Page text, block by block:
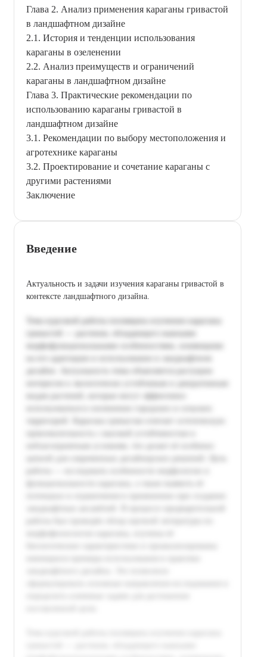
Глава 2. Анализ применения караганы гривастой
в ландшафтном дизайне
2.1. История и тенденции использования
караганы в озеленении
2.2. Анализ преимуществ и ограничений
караганы в ландшафтном дизайне
Глава 3. Практические рекомендации по
использованию караганы гривастой в
ландшафтном дизайне
3.1. Рекомендации по выбору местоположения и
агротехнике караганы
3.2. Проектирование и сочетание караганы с
другими растениями
Заключение
Введение
Актуальность и задачи изучения караганы гривастой в
контексте ландшафтного дизайна.